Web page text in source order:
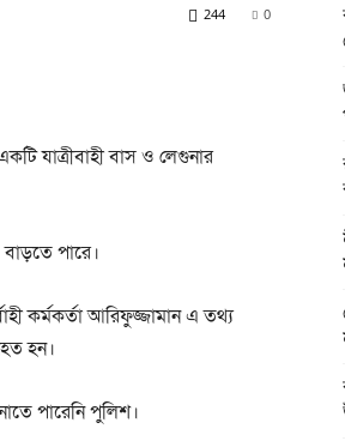
0
244
যাত্রীবাহী বাস ও লেগুনার
পারে।
কর্মকর্তা আরিফুজ্জামান এ তথ্য
হন।
পারেনি পুলিশ।